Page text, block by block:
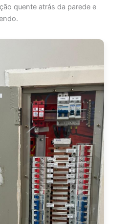
quente atrás da parede e